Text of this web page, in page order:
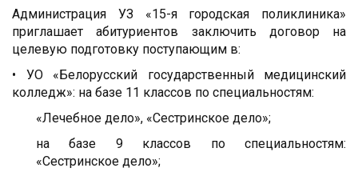
Администрация УЗ «15-я городская поликлиника»
приглашает абитуриентов заключить договор на
целевую подготовку поступающим в:
• УО «Белорусский государственный медицинский
колледж»: на базе 11 классов по специальностям:
«Лечебное дело», «Сестринское дело»;
на базе 9 классов по специальностям:
«Сестринское дело»;